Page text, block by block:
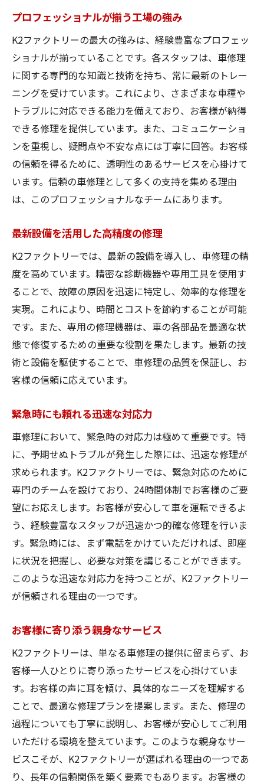
プロフェッショナルが揃う工場の強み
K2ファクトリーの最大の強みは、経験豊富なプロフェッ
ショナルが揃っていることです。各スタッフは、車修理
に関する専門的な知識と技術を持ち、常に最新のトレー
ニングを受けています。これにより、さまざまな車種や
トラブルに対応できる能力を備えており、お客様が納得
できる修理を提供しています。また、コミュニケーショ
ンを重視し、疑問点や不安な点には丁寧に回答。お客様
の信頼を得るために、透明性のあるサービスを心掛けて
います。信頼の車修理として多くの支持を集める理由
は、このプロフェッショナルなチームにあります。
最新設備を活用した高精度の修理
K2ファクトリーでは、最新の設備を導入し、車修理の精
度を高めています。精密な診断機器や専用工具を使用す
ることで、故障の原因を迅速に特定し、効率的な修理を
実現。これにより、時間とコストを節約することが可能
です。また、専用の修理機器は、車の各部品を最適な状
態で修復するための重要な役割を果たします。最新の技
術と設備を駆使することで、車修理の品質を保証し、お
客様の信頼に応えています。
緊急時にも頼れる迅速な対応力
車修理において、緊急時の対応力は極めて重要です。特
に、予期せぬトラブルが発生した際には、迅速な修理が
求められます。K2ファクトリーでは、緊急対応のために
専門のチームを設けており、24時間体制でお客様のご要
望にお応えします。お客様が安心して車を運転できるよ
う、経験豊富なスタッフが迅速かつ的確な修理を行いま
す。緊急時には、まず電話をかけていただければ、即座
に状況を把握し、必要な対策を講じることができます。
このような迅速な対応力を持つことが、K2ファクトリー
が信頼される理由の一つです。
お客様に寄り添う親身なサービス
K2ファクトリーは、単なる車修理の提供に留まらず、お
客様一人ひとりに寄り添ったサービスを心掛けていま
す。お客様の声に耳を傾け、具体的なニーズを理解する
ことで、最適な修理プランを提案します。また、修理の
過程についても丁寧に説明し、お客様が安心してご利用
いただける環境を整えています。このような親身なサー
ビスこそが、K2ファクトリーが選ばれる理由の一つであ
り、長年の信頼関係を築く要素でもあります。お客様の